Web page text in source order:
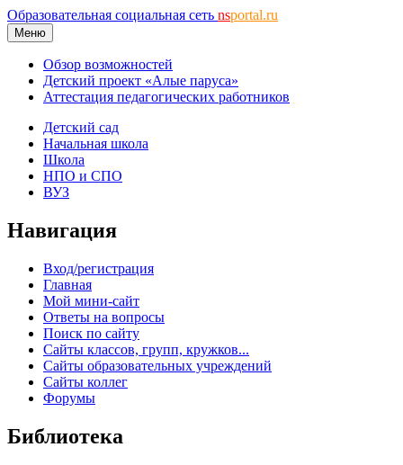
Образовательная социальная сеть nsportal.ru
Меню
Обзор возможностей
Детский проект «Алые паруса»
Аттестация педагогических работников
Детский сад
Начальная школа
Школа
НПО и СПО
ВУЗ
Навигация
Вход/регистрация
Главная
Мой мини-сайт
Ответы на вопросы
Поиск по сайту
Сайты классов, групп, кружков...
Сайты образовательных учреждений
Сайты коллег
Форумы
Библиотека